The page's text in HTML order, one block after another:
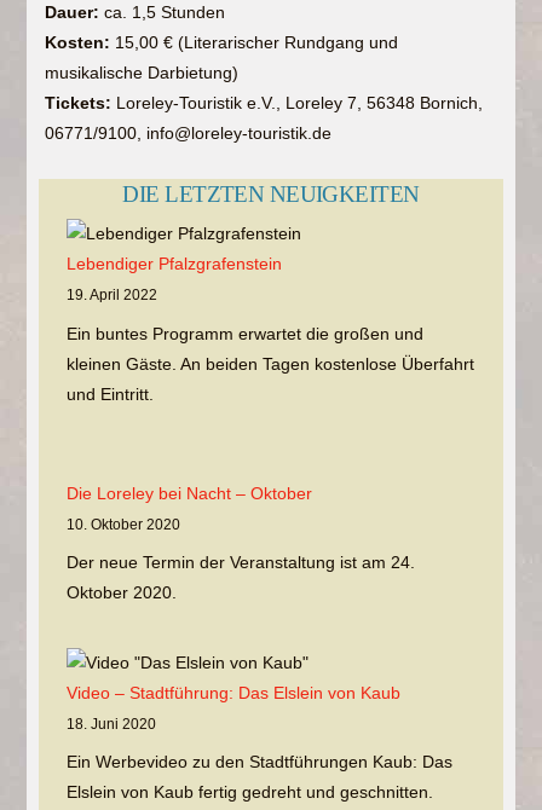
Dauer:ca. 1,5 Stunden
Kosten: 15,00 € (Literarischer Rundgang und
musikalische Darbietung)
Tickets: Loreley-Touristik e.V., Loreley 7, 56348 Bornich,
06771/9100, info@loreley-touristik.de
DIE LETZTEN NEUIGKEITEN
Lebendiger Pfalzgrafenstein
19. April 2022
Ein buntes Programm erwartet die großen und
kleinen Gäste. An beiden Tagen kostenlose Überfahrt
und Eintritt.
Die Loreley bei Nacht – Oktober
10. Oktober 2020
Der neue Termin der Veranstaltung ist am 24.
Oktober 2020.
Video – Stadtführung: Das Elslein von Kaub
18. Juni 2020
Ein Werbevideo zu den Stadtführungen Kaub: Das
Elslein von Kaub fertig gedreht und geschnitten.